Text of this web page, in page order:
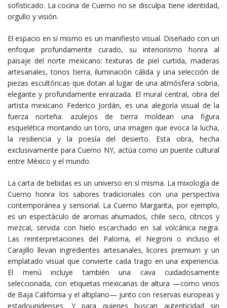
sofisticado. La cocina de Cuerno no se disculpa: tiene identidad,
orgullo y visión.
El espacio en sí mismo es un manifiesto visual. Diseñado con un
enfoque profundamente curado, su interiorismo honra al
paisaje del norte mexicano: texturas de piel curtida, maderas
artesanales, tonos tierra, iluminación cálida y una selección de
piezas escultóricas que dotan al lugar de una atmósfera sobria,
elegante y profundamente enraizada. El mural central, obra del
artista mexicano Federico Jordán, es una alegoría visual de la
fuerza norteña: azulejos de tierra moldean una figura
esquelética montando un toro, una imagen que evoca la lucha,
la resiliencia y la poesía del desierto. Esta obra, hecha
exclusivamente para Cuerno NY, actúa como un puente cultural
entre México y el mundo.
La carta de bebidas es un universo en sí misma. La mixología de
Cuerno honra los sabores tradicionales con una perspectiva
contemporánea y sensorial. La Cuerno Margarita, por ejemplo,
es un espectáculo de aromas ahumados, chile seco, cítricos y
mezcal, servida con hielo escarchado en sal volcánica negra.
Las reinterpretaciones del Paloma, el Negroni o incluso el
Carajillo llevan ingredientes artesanales, licores premium y un
emplatado visual que convierte cada trago en una experiencia.
El menú incluye también una cava cuidadosamente
seleccionada, con etiquetas mexicanas de altura —como vinos
de Baja California y el altiplano— junto con reservas europeas y
estadounidenses. Y para quienes buscan autenticidad sin